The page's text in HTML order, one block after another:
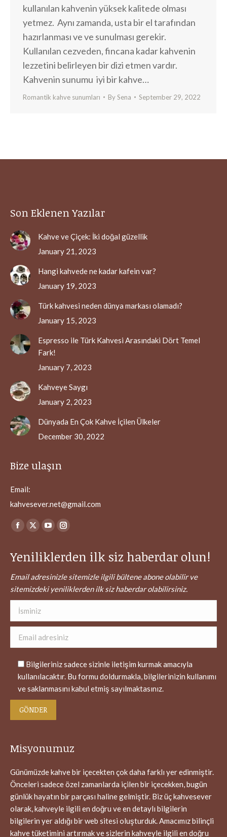
kullanılan kahvenin yüksek kalitede olması
yetmez. Aynı zamanda, usta bir el tarafından
hazırlanması ve ve sunulması gerekir.
Kullanılan cezveden, fincana kadar kahvenin
lezzetini belirleyen bir dizi etmen vardır.
Kahvenin sunumu iyi bir kahve…
Romantik kahve sunumları BySena September 29, 2022
Son Eklenen Yazılar
Kahve ve Çiçek: İki doğal güzellik
January 21, 2023
Hangi kahvede ne kadar kafein var?
January 19, 2023
Türk kahvesi neden dünya markası olamadı?
January 15, 2023
Espresso ile Türk Kahvesi Arasındaki Dört Temel
Fark!
January 7, 2023
Kahveye Saygı
January 2, 2023
Dünyada En Çok Kahve İçilen Ülkeler
December 30, 2022
Bize ulaşın
Email:
kahvesever.net@gmail.com
Find us on:
Facebook
opens
X
opens
YouTube
opens
Instagram
opens
Yeniliklerden ilk siz haberdar olun!
Email adresinizle sitemizle ilgili bültene abone olabilir ve
sitemizdeki yeniliklerden ilk siz haberdar olabilirsiniz.
Bilgileriniz sadece sizinle iletişim kurmak amacıyla
kullanılacaktır. Bu formu doldurmakla, bilgilerinizin kullanımı
ve saklanmasını kabul etmiş sayılmaktasınız.
Misyonumuz
Günümüzde kahve bir içecekten çok daha farklı yer edinmiştir.
Önceleri sadece özel zamanlarda içilen bir içecekken, bugün
günlük hayatın bir parçası haline gelmiştir. Biz üç kahvesever
olarak, kahveyle ilgili en doğru ve en detaylı bilgilerin
bilgilerin yer aldığı bir web sitesi oluşturduk. Amacımız bilinçli
kahve tüketimini artırmak ve sizlerin kahveyle ilgili en doğru